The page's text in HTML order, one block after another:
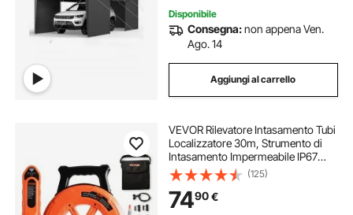
Disponibile
Consegna:non appena Ven.
Ago. 14
Aggiungi al carrello
VEVOR Rilevatore Intasamento Tubi
Localizzatore 30m, Strumento di
Intasamento Impermeabile IP67
Sensibilità Regolabile Scanner per
Pareti Fognarie, Strumento Idraulico
per Tubi dell'Acqua
(125)
7490€